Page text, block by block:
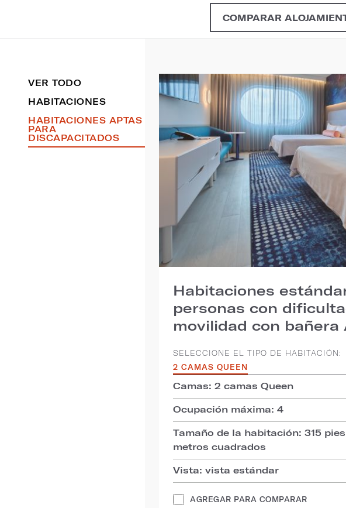
COMPARAR
VER TODO
HABITACIONES
HABITACIONES APTAS
PARA
DISCAPACITADOS
Habitaciones
personas con
movilidad con bañera
SELECCIONE EL TIPO DE HABITACIÓN:
2 CAMAS QUEEN
Camas: 2 camas Queen
Ocupación máxima: 4
Tamaño de la habitación: 315
metros cuadrados
Vista: vista estándar
AGREGAR PARA COMPARAR